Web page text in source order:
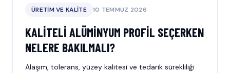
ÜRETIM VE KALITE 10 TEMMUZ 2026
KALITELI ALÜMINYUM PROFIL SEÇERKEN
NELERE BAKILMALI?
Alaşım, tolerans, yüzey kalitesi ve tedarik sürekliliği